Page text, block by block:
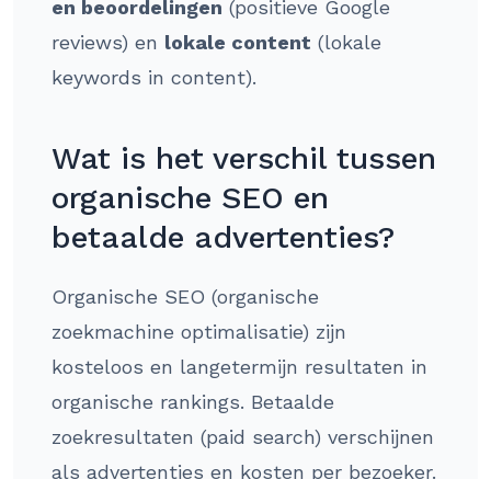
en beoordelingen (positieve Google
reviews) en lokale content (lokale
keywords in content).
Wat is het verschil tussen
organische SEO en
betaalde advertenties?
Organische SEO (organische
zoekmachine optimalisatie) zijn
kosteloos en langetermijn resultaten in
organische rankings. Betaalde
zoekresultaten (paid search) verschijnen
als advertenties en kosten per bezoeker.